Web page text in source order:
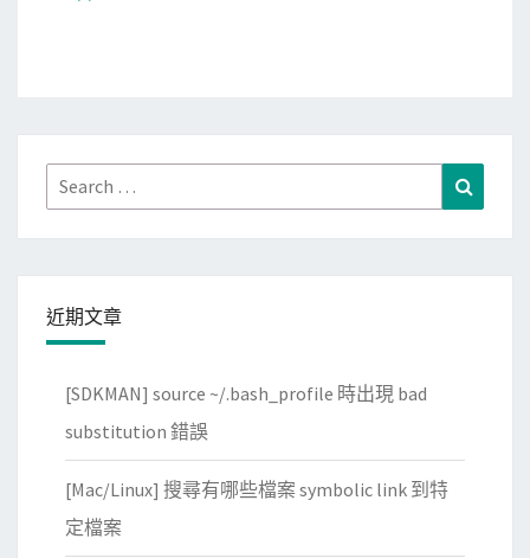
Search
for:
近期文章
[SDKMAN] source ~/.bash_profile 時出現 bad
substitution 錯誤
[Mac/Linux] 搜尋有哪些檔案 symbolic link 到特
定檔案